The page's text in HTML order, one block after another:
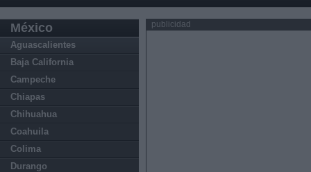
México
Aguascalientes
Baja California
Campeche
Chiapas
Chihuahua
Coahuila
Colima
Durango
publicidad